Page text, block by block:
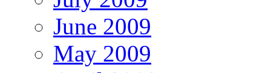
June 2009
May 2009